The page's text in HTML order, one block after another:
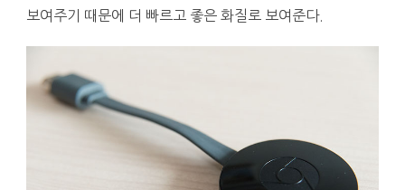
보여주기 때문에 더 빠르고 좋은 화질로 보여준다.